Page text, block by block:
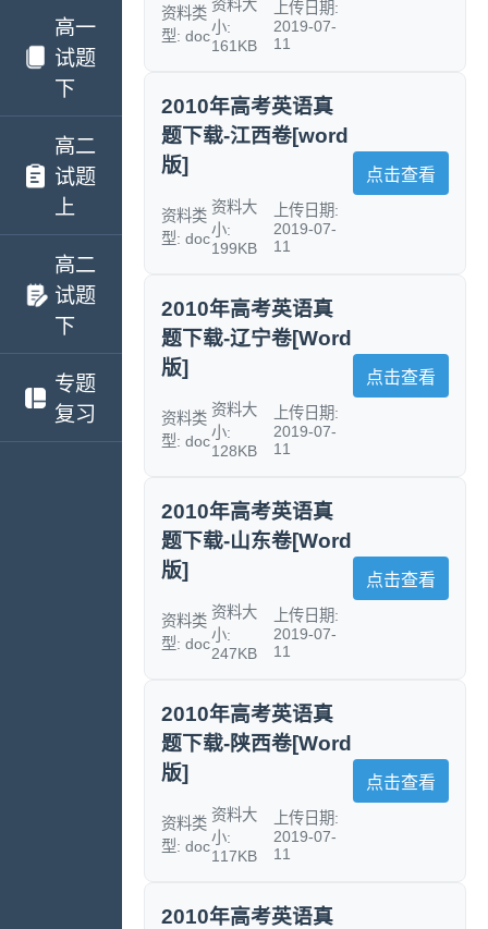
高一
试题
下
高二
试题
上
高二
试题
下
专题
复习
资料类
型: doc
资料大
小:
161KB
上传日期:
2019-07-
11
2010年高考英语真
题下载-江西卷[word
版]
资料类
型: doc
资料大
小:
199KB
上传日期:
2019-07-
11
点击查看
2010年高考英语真
题下载-辽宁卷[Word
版]
资料类
型: doc
资料大
小:
128KB
上传日期:
2019-07-
11
点击查看
2010年高考英语真
题下载-山东卷[Word
版]
资料类
型: doc
资料大
小:
247KB
上传日期:
2019-07-
11
点击查看
2010年高考英语真
题下载-陕西卷[Word
版]
资料类
型: doc
资料大
小:
117KB
上传日期:
2019-07-
11
点击查看
2010年高考英语真